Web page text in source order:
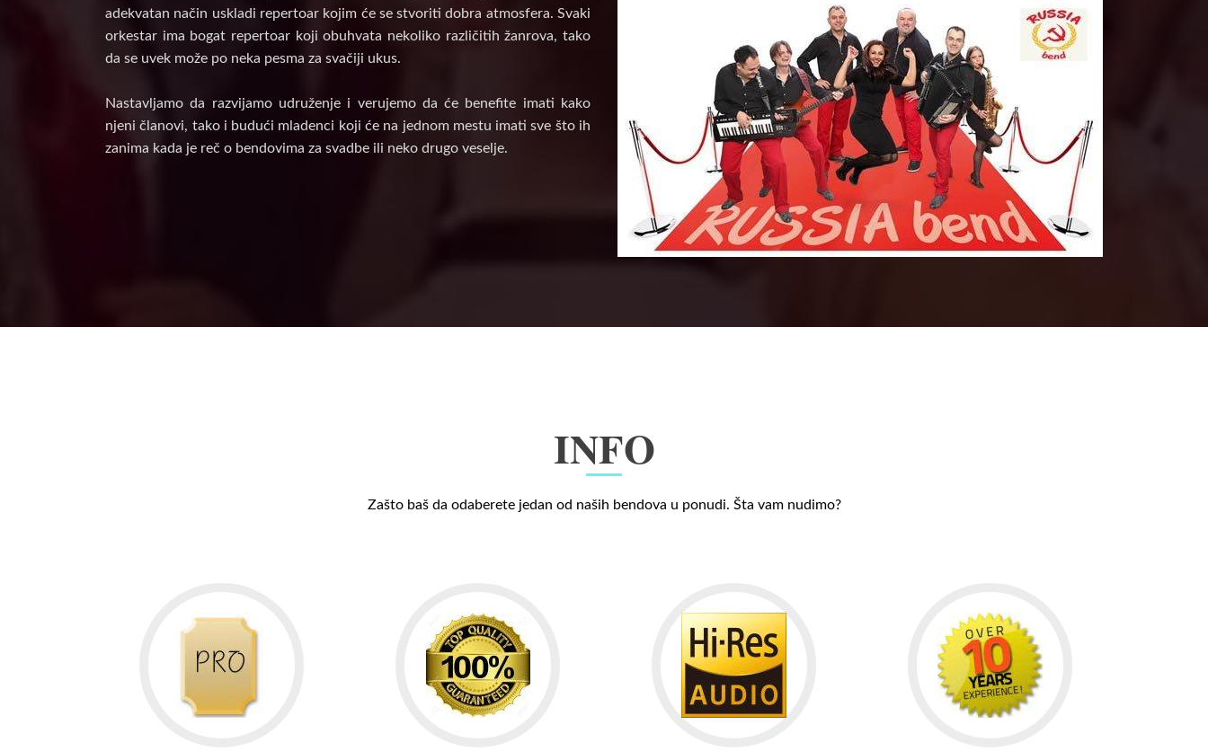
adekvatan način uskladi repertoar kojim će se stvoriti dobra atmosfera. Svaki
orkestar ima bogat repertoar koji obuhvata nekoliko različitih žanrova, tako
da se uvek može po neka pesma za svačiji ukus.
Nastavljamo da razvijamo udruženje i verujemo da će benefite imati kako
njeni članovi, tako i budući mladenci koji će na jednom mestu imati sve što ih
zanima kada je reč o bendovima za svadbe ili neko drugo veselje.
INFO
Zašto baš da odaberete jedan od naših bendova u ponudi. Šta vam nudimo?